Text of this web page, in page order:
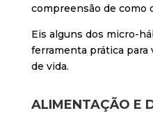
compreensão de como
Eis alguns dos micro-
ferramenta prática
de vida.
ALIMENTAÇÃO E